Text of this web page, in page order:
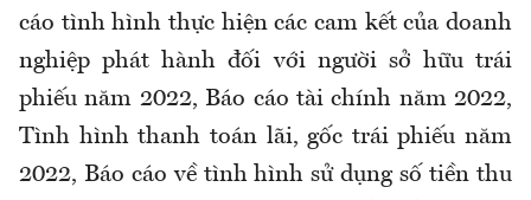
cáo tình hình thực hiện các cam kết của doanh
nghiệp phát hành đối với người sở hữu trái
phiếu năm 2022, Báo cáo tài chính năm 2022,
Tình hình thanh toán lãi, gốc trái phiếu năm
2022, Báo cáo về tình hình sử dụng số tiền thu